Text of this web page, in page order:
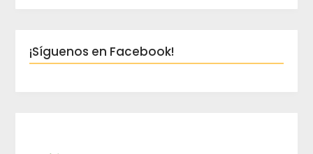
¡Síguenos en Facebook!